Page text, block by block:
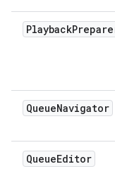
Playback
QueueNavigator
QueueEditor